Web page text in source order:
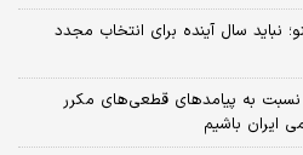
نباید سال آینده برای انتخاب مجدد
به پیامدهای قطعی‌های مکرر
ایران باشیم